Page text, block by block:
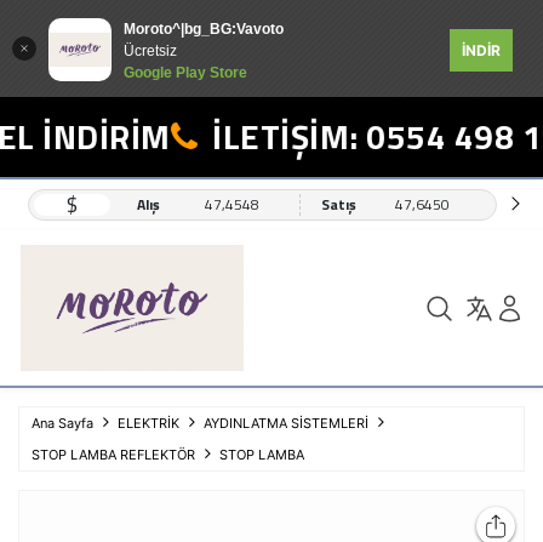
Moroto^|bg_BG:Vavoto
Ücretsiz
Google Play Store
İNDİR
İNDİRİM İLETİŞİM: 0554 498
$ Alış 47,4548 Satış 47,6450
Ana Sayfa ELEKTRİK
AYDINLATMA SİSTEMLERİ
STOP LAMBA REFLEKTÖR
STOP LAMBA